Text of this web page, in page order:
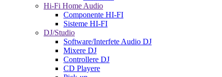
Hi-Fi Home Audio
Componente HI-FI
Sisteme HI-FI
DJ/Studio
Software/Interfete Audio DJ
Mixere DJ
Controllere DJ
CD Playere